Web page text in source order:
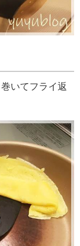
いてフライ返